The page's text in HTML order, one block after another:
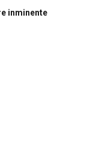
inminente